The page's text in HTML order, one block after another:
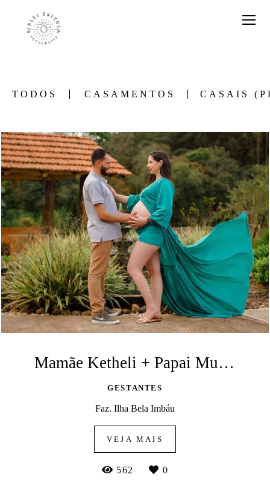
TODOS CASAMENTOS CASAIS
Mamãe Ketheli + Papai Murilo - A espera de Benício 💙
GESTANTES
Faz. Ilha Bela Imbáu
VEJA MAIS
562 0